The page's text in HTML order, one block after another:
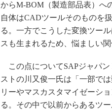
からM-BOM（製造部品表）へ
自体はCADツールそのものを
る。一方でこうした変換ツー
スも生まれるため、悩ましい関
この点についてSAPジャパン
ストの川又俊一氏は「一部で
リーやマスカスタマイゼーシ
る。その中で以前からあるツ